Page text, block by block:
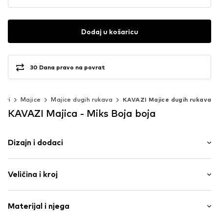
Dodaj u košaricu
30 Dana pravo na povrat
Majice Majice dugih rukava KAVAZI Majice dugih rukava
KAVAZI Majica - Miks Boja boja
Dizajn i dodaci
Jersey
Dolčevita
Br. proizvoda KVZ0054001000001
Veličina i kroj
Dužina: Normalna duljina
Materijal i njega